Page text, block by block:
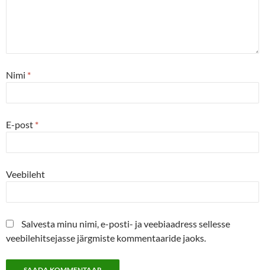
Nimi *
E-post *
Veebileht
Salvesta minu nimi, e-posti- ja veebiaadress sellesse
veebilehitsejasse järgmiste kommentaaride jaoks.